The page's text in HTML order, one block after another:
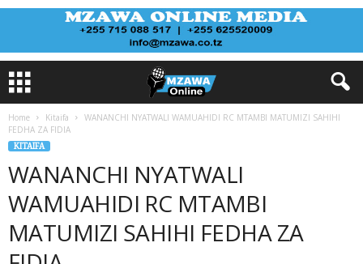
Home Kitaifa
WANANCHI NYATWALI WAMUAHIDI RC MTAMBI MATUMIZI SAHIHI
FEDHA ZA FIDIA
KITAIFA
WANANCHI NYATWALI
WAMUAHIDI RC MTAMBI
MATUMIZI SAHIHI FEDHA ZA